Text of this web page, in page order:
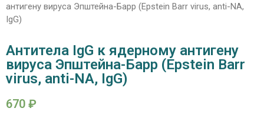
антигену вируса Эпштейна-Барр (Epstein Barr virus, anti-NA,
IgG)
Антитела IgG к ядерному антигену
вируса Эпштейна-Барр (Epstein Barr
virus, anti-NA, IgG)
670 ₽